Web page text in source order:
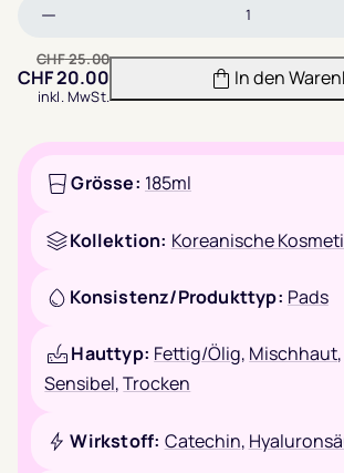
verringern
CHF25.00
CHF20.00
inkl. MwSt.
In den
Grösse: 185ml
Kollektion: Koreanische
Konsistenz/Produkttyp: Pads
Hauttyp: Fettig/Ölig, Mischhaut,
Sensibel,Trocken
Wirkstoff: Catechin,